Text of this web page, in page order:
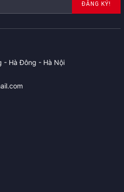
ĐĂNG KÝ!
- Hà Đông - Hà Nội